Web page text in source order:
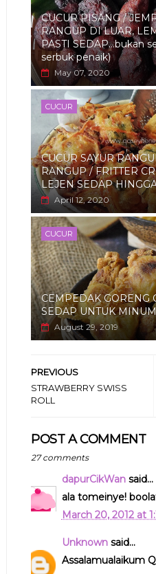
CUCUR PISANG /
RANGUP DI LUAR,
PASTI SEDAP...bukan
serbuk penaik)
May 07, 2020
CUCUR
CUCUR SAYUR
RANGUP / FRITTER
LEJEN SEDAP
April 12, 2020
CUCUR
CEMPEDAK GORENG
SEDAP UNTUK
August 29, 2019
PREVIOUS
STRAWBERRY SWISS
ROLL
POST A COMMENT
27 comments
dapurCikWansaid...
ala tomeinye!
March 20, 2012 at
Unknownsaid...
Assalamualaikum